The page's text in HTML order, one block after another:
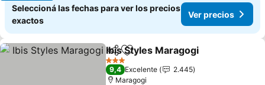
Seleccioná las fechas para ver los precios
exactos
Ver precios
CompartirAñadir a favoritos
Ibis Styles Maragogi
3 Estrellas
9,4 Excelente
2.445
Maragogi